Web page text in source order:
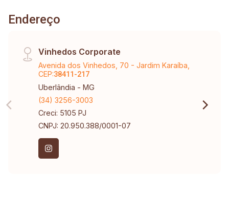
Endereço
Vinhedos Corporate
Avenida dos Vinhedos, 70 - Jardim Karaíba,
CEP:38411-217
Uberlândia - MG
(34) 3256-3003
Creci: 5105 PJ
CNPJ: 20.950.388/0001-07